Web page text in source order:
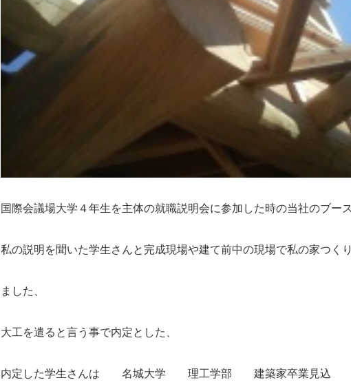
国際会議場大学４年生を主体の就職説明会に参加した時の当社のブー
私の説明を聞いた学生さんと完成現場や建て前中の現場で私の家つく
ました、
大工を遣ると言う事で内定とした、
内定した学生さんは 名城大学 理工学部 建築家卒業見込